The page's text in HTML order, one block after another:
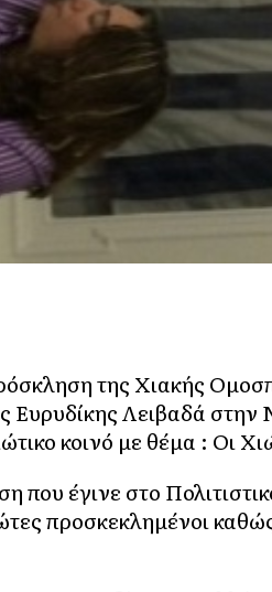
της Χιακής
Λειβαδά στην
κοινό με θέμα : Οι
που έγινε στο
προσκεκλημένοι